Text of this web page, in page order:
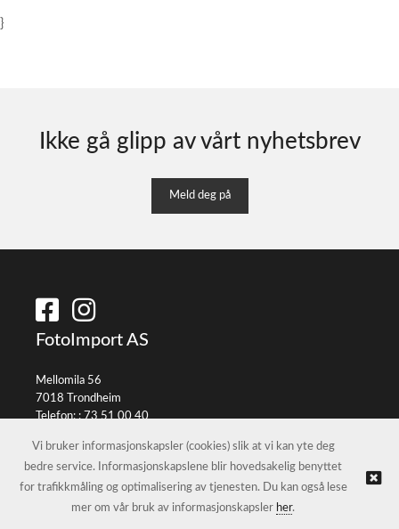
}
Ikke gå glipp av vårt nyhetsbrev
Meld deg på
FotoImport AS
Mellomila 56
7018 Trondheim
Telefon: :73 51 00 40
© FotoImport AS | Nettbutikk levert av Kréatif
Vi bruker informasjonskapsler (cookies) slik at vi kan yte deg
bedre service. Informasjonskapslene blir hovedsakelig benyttet
for trafikkmåling og optimalisering av tjenesten. Du kan også lese
mer om vår bruk av informasjonskapsler her.